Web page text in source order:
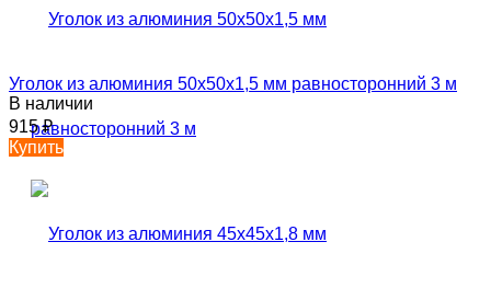
Уголок из алюминия 50х50х1,5 мм равносторонний 3 м
В наличии
915₽
Купить